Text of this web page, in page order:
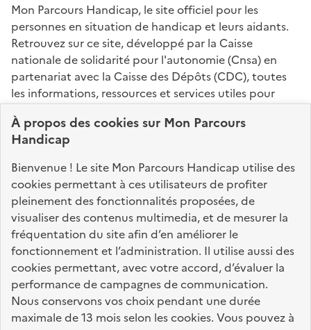
À propos descookiessur Mon Parcours
Handicap
Bienvenue ! Le site Mon Parcours Handicap utilise des
cookies permettant à ces utilisateurs de profiter
pleinement des fonctionnalités proposées, de
visualiser des contenus multimedia, et de mesurer la
fréquentation du site afin d’en améliorer le
fonctionnement et l’administration. Il utilise aussi des
cookies permettant, avec votre accord, d’évaluer la
performance de campagnes de communication.
Nous conservons vos choix pendant une durée
maximale de 13 mois selon les cookies. Vous pouvez à
Mon Parcours Handicap, le site officiel pour les
personnes en situation de handicap et leurs aidants.
Retrouvez sur ce site, développé par la Caisse
nationale de solidarité pour l'autonomie (Cnsa) en
partenariat avec la Caisse des Dépôts (CDC), toutes
les informations, ressources et services utiles pour
connaître vos droits, effectuer vos démarches,
identifier vos interlocuteurs.
Nos sites partenaires
info.gouv.fr service-public.fr legifrance.gouv.fr
data.gouv.fr
Nos partenaires
La Caisse des Dépôts
accompagne les parcours
de vie